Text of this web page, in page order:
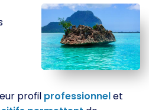
profil professionnelet